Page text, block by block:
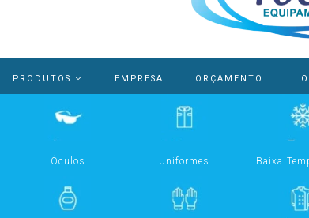
PRODUTOS EMPRESA ORÇAMENTO
Óculos Uniformes Baixa